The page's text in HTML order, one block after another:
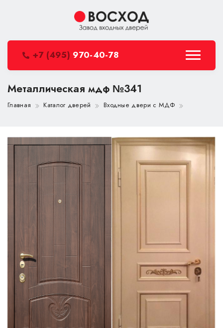
+7 (495) 970-40-78
Металлическая мдф №341
Главная Каталог дверей Входные двери с МДФ